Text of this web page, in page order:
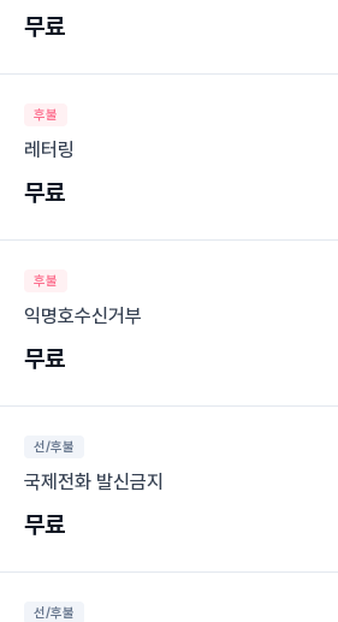
무료
후불
레터링
무료
후불
익명호수신거부
무료
선/후불
국제전화 발신금지
무료
선/후불